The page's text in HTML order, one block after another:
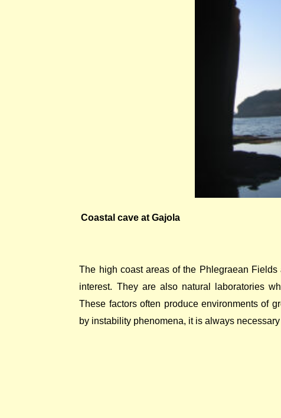
Coastal cave at Gajola
The high coast areas of the Phlegraean
interest. They are also natural laboratories
These factors often produce environments of
by instability phenomena, it is always